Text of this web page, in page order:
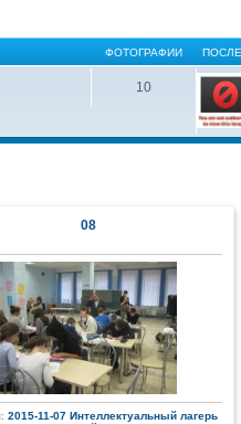
ФОТОГРАФИИ
10
08
2015-11-07 Интеллектуальный лагерь